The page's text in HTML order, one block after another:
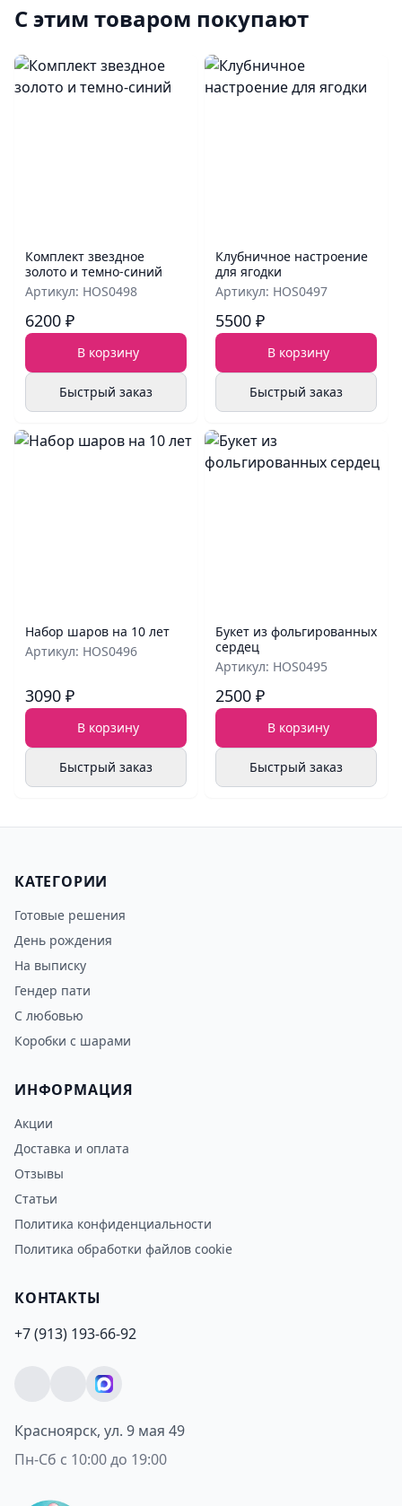
С этим товаром покупают
Комплект звездное
золото и темно-синий
Артикул: HOS0498
6200 ₽
В корзину
Быстрый заказ
Клубничное настроение
для ягодки
Артикул: HOS0497
5500 ₽
В корзину
Быстрый заказ
Набор шаров на 10 лет
Артикул: HOS0496
3090 ₽
В корзину
Быстрый заказ
Букет из фольгированных
сердец
Артикул: HOS0495
2500 ₽
В корзину
Быстрый заказ
КАТЕГОРИИ
Готовые решения
День рождения
На выписку
Гендер пати
С любовью
Коробки с шарами
ИНФОРМАЦИЯ
Акции
Доставка и оплата
Отзывы
Статьи
Политика конфиденциальности
Политика обработки файлов cookie
КОНТАКТЫ
+7 (913) 193-66-92
Красноярск, ул. 9 мая 49
Пн-Сб с 10:00 до 19:00